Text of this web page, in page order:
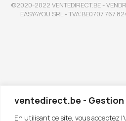
ventedirect.be - Gestion
En utilisant ce site, vous acceptez
©2020-2022 VENTEDIRECT.BE -
EASY4YOU SRL -